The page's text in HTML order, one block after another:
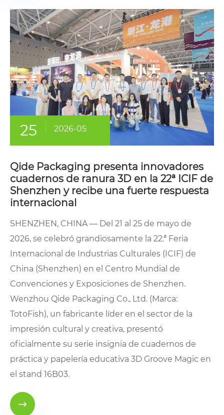
25 2026-05
Qide Packaging presenta innovadores
cuadernos de ranura 3D en la 22ª ICIF de
Shenzhen y recibe una fuerte respuesta
internacional
SHENZHEN, CHINA — Del 21 al 25 de mayo de
2026, se celebró grandiosamente la 22.ª Feria
Internacional de Industrias Culturales (ICIF) de
China (Shenzhen) en el Centro Mundial de
Convenciones y Exposiciones de Shenzhen.
Wenzhou Qide Packaging Co., Ltd. (Marca:
TotoFish), un fabricante líder en el sector de la
impresión cultural y creativa, presentó
oficialmente su serie insignia de cuadernos de
práctica y papelería educativa 3D Groove Magic en
el stand 16B03.
